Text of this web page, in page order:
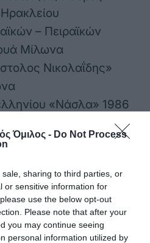
Όμιλος - Do Not Process
sharing to third parties, or
or sensitive information for
use the below opt-out
Please note that after your
you may continue seeing
personal information utilized by
– Πειραϊκών
Μίλωνα
Νικολαΐδης»
«Νάσλα» 1986
«Νάσλα» 1991
«Νάσλα» 1992
«Νάσλα» 1992